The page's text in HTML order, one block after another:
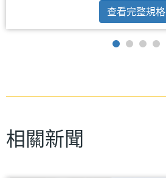
查看完整規格
相關新聞